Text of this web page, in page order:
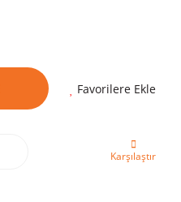
Favorilere Ekle
Karşılaştır